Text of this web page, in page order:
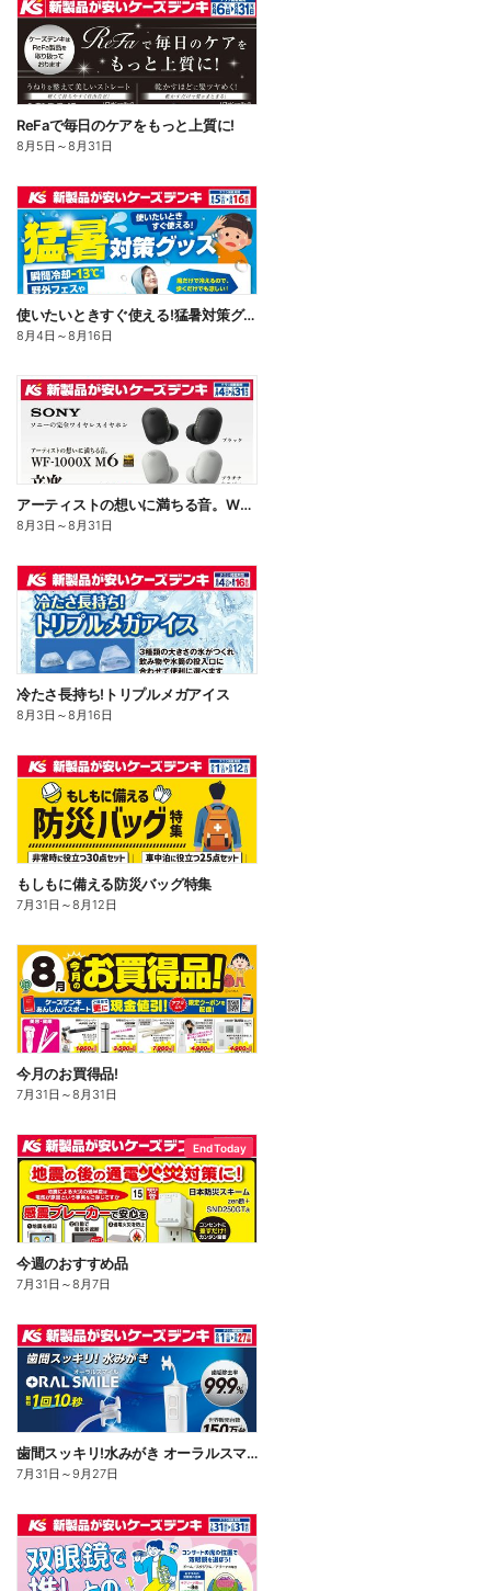
ReFaで毎日のケアをもっと上質に!
8月5日 ～8月31日
使いたいときすぐ使える!猛暑対策グッズ
8月4日 ～8月16日
アーティストの想いに満ちる音。WF-1000X M6
8月3日 ～8月31日
冷たさ長持ち!トリプルメガアイス
8月3日 ～8月16日
もしもに備える防災バッグ特集
7月31日 ～8月12日
今月のお買得品!
7月31日 ～8月31日
End Today
今週のおすすめ品
7月31日 ～8月7日
歯間スッキリ!水みがき オーラルスマイル
7月31日 ～9月27日